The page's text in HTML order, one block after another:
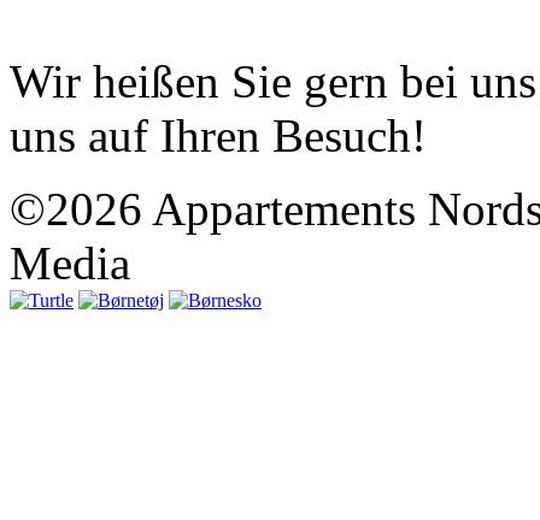
Wir heißen Sie gern bei
uns auf Ihren Besuch!
©2026 Appartements
Media